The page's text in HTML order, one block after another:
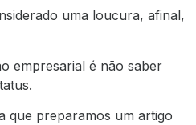
uma loucura, afinal,
empresarial é não saber
que preparamos um artigo